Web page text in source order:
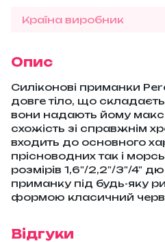
Країна виробник
Опис
Силіконові приманки
довге тіло, що
вони надають йому
схожість зі справжнім
входить до основного
прісноводних так і
розмірів 1,6"/2,2"/3"/4"
приманку під будь-яку
формою класичний
Відгуки